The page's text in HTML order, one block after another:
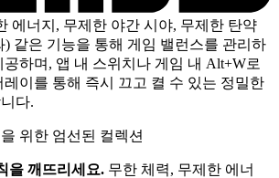
에너지, 무제한 야간 시야, 무제한 탄약
) 같은 기능을 통해 게임 밸런스를 관리하
하며, 앱 내 스위치나 게임 내 Alt+W로
이를 통해 즉시 끄고 켤 수 있는 정밀한
다.
위한 엄선된 컬렉션
을 깨뜨리세요. 무한 체력, 무제한 에너